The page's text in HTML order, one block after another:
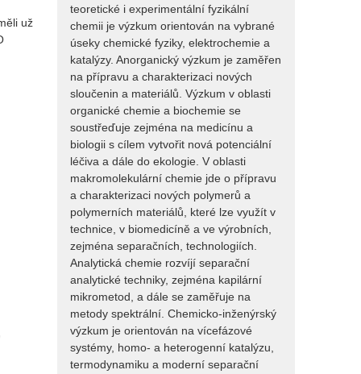
už
teoretické i experimentální fyzikální
chemii je výzkum orientován na vybrané
úseky chemické fyziky, elektrochemie a
katalýzy. Anorganický výzkum je zaměřen
na přípravu a charakterizaci nových
sloučenin a materiálů. Výzkum v oblasti
organické chemie a biochemie se
soustřeďuje zejména na medicínu a
biologii s cílem vytvořit nová potenciální
léčiva a dále do ekologie. V oblasti
makromolekulární chemie jde o přípravu
a charakterizaci nových polymerů a
polymerních materiálů, které lze využít v
technice, v biomedicíně a ve výrobních,
zejména separačních, technologiích.
Analytická chemie rozvíjí separační
analytické techniky, zejména kapilární
mikrometod, a dále se zaměřuje na
metody spektrální. Chemicko-inženýrský
výzkum je orientován na vícefázové
systémy, homo- a heterogenní katalýzu,
termodynamiku a moderní separační